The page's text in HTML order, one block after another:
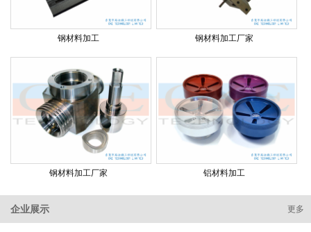
钢材料加工 钢材料加工厂家
钢材料加工厂家 铝材料加工
更多
企业展示